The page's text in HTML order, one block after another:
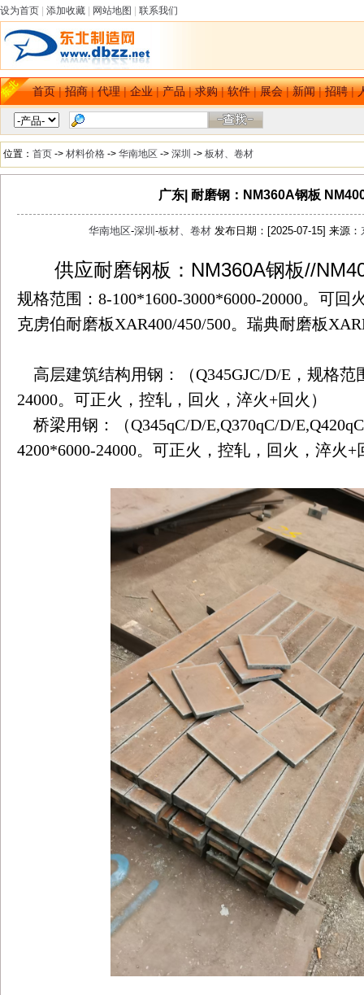
设为首页 添加收藏 网站地图 联系我们
首页|招商|代理|企业|产品|求购|软件|展会|新闻|招聘|
位置： 首页 -> 材料价格 -> 华南地区 -> 深圳 -> 板材、卷材
广东| 耐磨钢：NM360A钢板
华南地区-深圳-板材、卷材 发布日期：[2025-07-15] 来源：
供应耐磨钢板：NM360A钢板//
规格范围： 8-100*1600-3000*6000-20000。可回
克虏伯耐磨板XAR400/450/500。瑞典耐磨板
高层建筑结构用钢：（Q345GJC/D/E ，规格范
24000。可正火，控轧，回火，淬火+回火）
桥梁用钢：（Q345qC/D/E,Q370qC/D/
4200*6000-24000。可正火，控轧，回火，淬火+